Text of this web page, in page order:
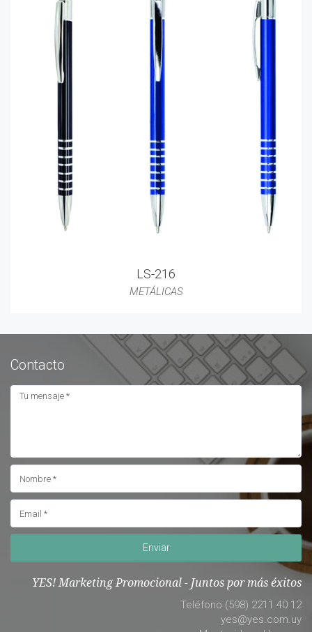
LS-216
METÁLICAS
Contacto
Enviar
YES! Marketing Promocional - Juntos por más éxitos
Teléfono (598) 2211 40 12
yes@yes.com.uy